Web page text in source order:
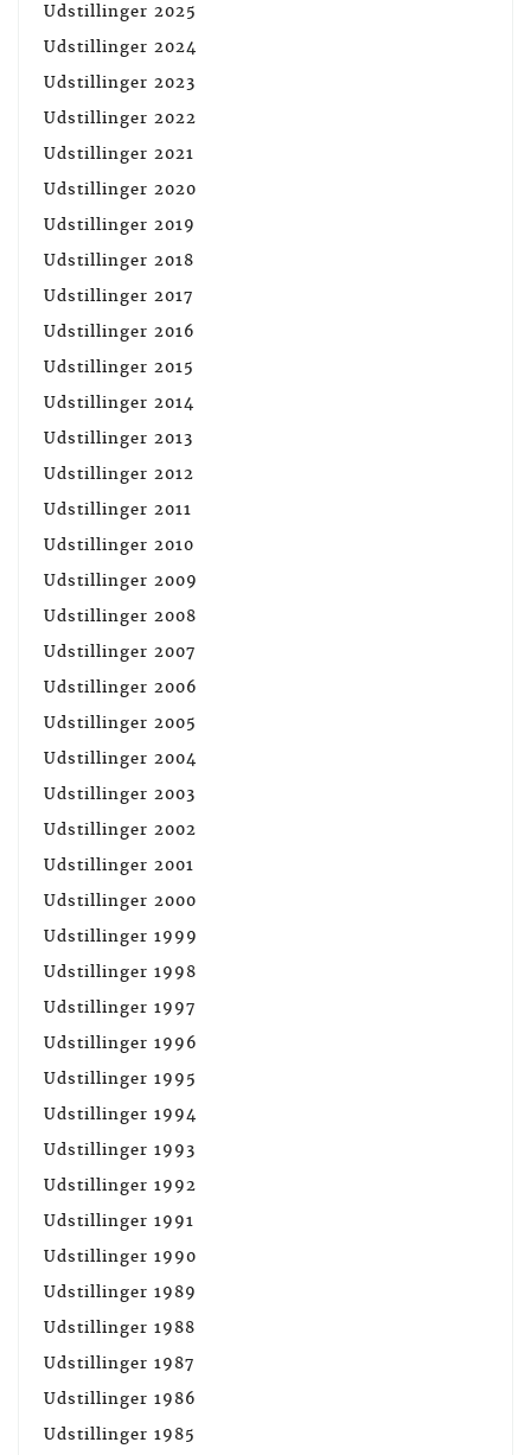
Udstillinger 2025
Udstillinger 2024
Udstillinger 2023
Udstillinger 2022
Udstillinger 2021
Udstillinger 2020
Udstillinger 2019
Udstillinger 2018
Udstillinger 2017
Udstillinger 2016
Udstillinger 2015
Udstillinger 2014
Udstillinger 2013
Udstillinger 2012
Udstillinger 2011
Udstillinger 2010
Udstillinger 2009
Udstillinger 2008
Udstillinger 2007
Udstillinger 2006
Udstillinger 2005
Udstillinger 2004
Udstillinger 2003
Udstillinger 2002
Udstillinger 2001
Udstillinger 2000
Udstillinger 1999
Udstillinger 1998
Udstillinger 1997
Udstillinger 1996
Udstillinger 1995
Udstillinger 1994
Udstillinger 1993
Udstillinger 1992
Udstillinger 1991
Udstillinger 1990
Udstillinger 1989
Udstillinger 1988
Udstillinger 1987
Udstillinger 1986
Udstillinger 1985